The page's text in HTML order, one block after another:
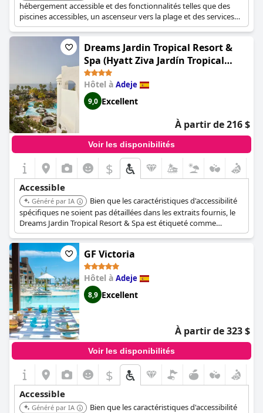
hébergement accessible et des fonctionnalités telles que des
piscines accessibles, un ascenseur vers la plage et des services
de navette vers les zones voisines, répondant ainsi aux besoins
des clients à mobilité réduite.
Dreams Jardin Tropical Resort &
Spa (Hyatt Ziva Jardín Tropical
Tenerife)
Hôtel à Adeje
9,0 Excellent
À partir de 216 $
Voir les disponibilités
$
Accessible
Généré par IA
Bien que les caractéristiques d'accessibilité
spécifiques ne soient pas détaillées dans les extraits fournis, le
Dreams Jardin Tropical Resort & Spa est étiqueté comme
accessible dans la liste des hôtels, indiquant qu'il offre des
installations pour les clients ayant des besoins d'accessibilité.
GF Victoria
Hôtel à Adeje
8,9 Excellent
À partir de 323 $
Voir les disponibilités
$
Accessible
Généré par IA
Bien que les caractéristiques d'accessibilité